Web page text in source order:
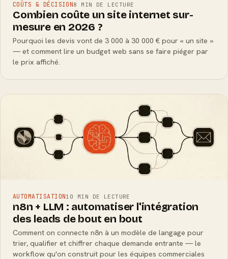
COÛTS & DÉCISION8 MIN DE LECTURE
Combien coûte un site internet sur-
mesure en 2026 ?
Pourquoi les devis vont de 3 000 à 30 000 € pour « un site »
— et comment lire un budget web sans se faire piéger par
le prix affiché.
AUTOMATISATION10 MIN DE LECTURE
n8n + LLM : automatiser l'intégration
des leads de bout en bout
Comment on connecte n8n à un modèle de langage pour
trier, qualifier et chiffrer chaque demande entrante — le
workflow qu'on construit pour les équipes commerciales